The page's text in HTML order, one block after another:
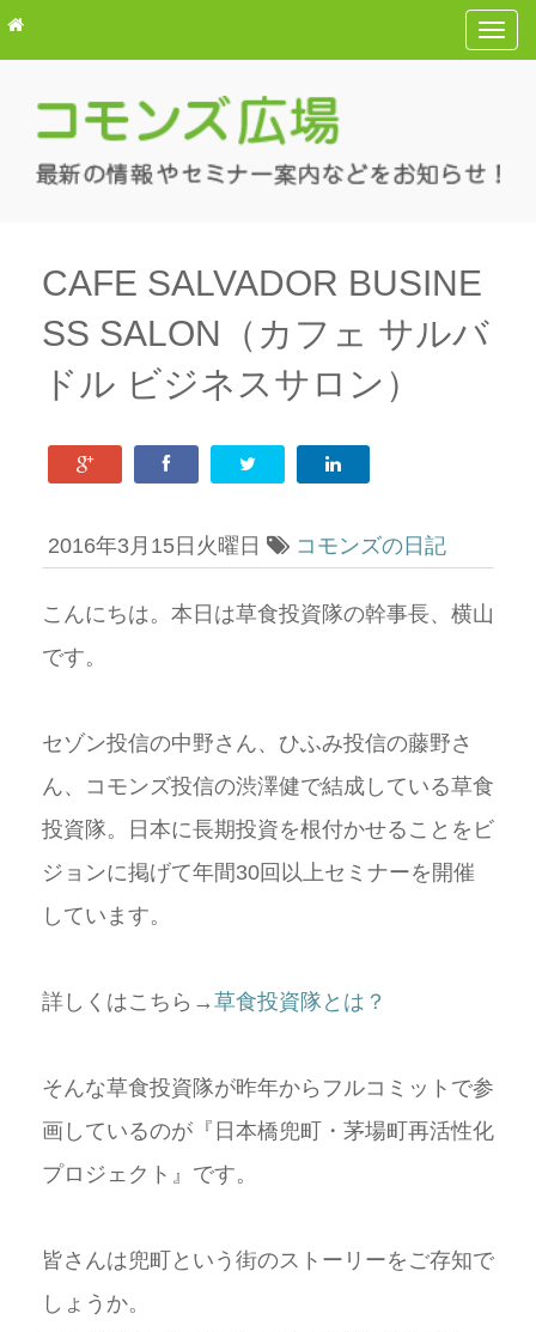
T
o
e
CAFE SALVADOR BUSINE
SS SALON（カフェ サルバ
ドル ビジネスサロン）
2016年3月15日火曜日 コモンズの日記
こんにちは。本日は草食投資隊の幹事長、横山
です。
セゾン投信の中野さん、ひふみ投信の藤野さ
ん、コモンズ投信の渋澤健で結成している草食
投資隊。日本に長期投資を根付かせることをビ
ジョンに掲げて年間30回以上セミナーを開催
しています。
詳しくはこちら→草食投資隊とは？
そんな草食投資隊が昨年からフルコミットで参
画しているのが『日本橋兜町・茅場町再活性化
プロジェクト』です。
皆さんは兜町という街のストーリーをご存知で
しょうか。